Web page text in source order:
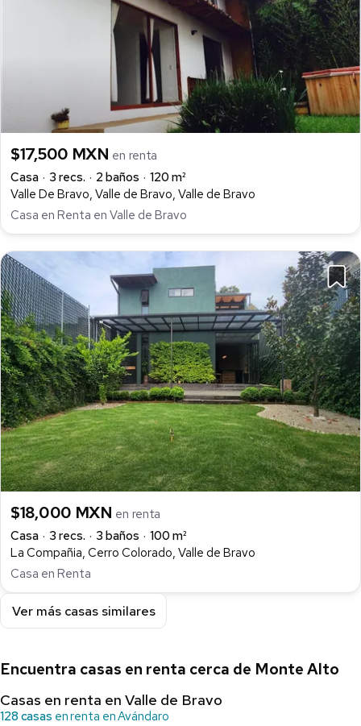
$17,500 MXN en renta
Casa
3 recs. 2 baños
120 m²
Valle De Bravo, Valle de Bravo, Valle de Bravo
Casa en Renta en Valle de Bravo
$18,000 MXN en renta
Casa
3 recs. 3 baños
100 m²
La Compañia, Cerro Colorado, Valle de Bravo
Casa en Renta
Ver más casas similares
Encuentra casas en renta cerca de Monte Alto
Casas en renta en Valle de Bravo
128 casas en renta en Avándaro